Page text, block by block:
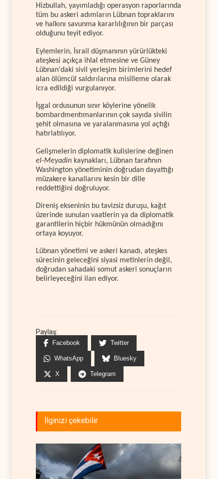
Hizbullah, yayımladığı operasyon raporlarında
tüm bu askeri adımların Lübnan topraklarını
ve halkını savunma kararlılığının bir parçası
olduğunu teyit ediyor.
Eylemlerin, İsrail düşmanının yürürlükteki
ateşkesi açıkça ihlal etmesine ve Güney
Lübnan'daki sivil yerleşim birimlerini hedef
alan ölümcül saldırılarına misilleme olarak
icra edildiği vurgulanıyor.
İşgal ordusunun sınır köylerine yönelik
bombardmentımanlarının çok sayıda sivilin
şehit olmasına ve yaralanmasına yol açtığı
hatırlatılıyor.
Gelişmelerin diplomatik kulislerine değinen
el-Meyadin kaynakları, Lübnan tarafının
Washington yönetiminin doğrudan dayattığı
müzakere kanallarını kesin bir dille
reddettiğini doğruluyor.
Direniş ekseninin bu tavizsiz duruşu, kağıt
üzerinde sunulan vaatlerin ya da diplomatik
garantilerin hiçbir hükmünün olmadığını
ortaya koyuyor.
Lübnan yönetimi ve askeri kanadı, ateşkes
sürecinin geleceğini siyasi metinlerin değil,
doğrudan sahadaki somut askeri sonuçların
belirleyeceğini ilan ediyor.
Paylaş:
Facebook Twitter
WhatsApp Bluesky
X Telegram
İlginizi çekebilir